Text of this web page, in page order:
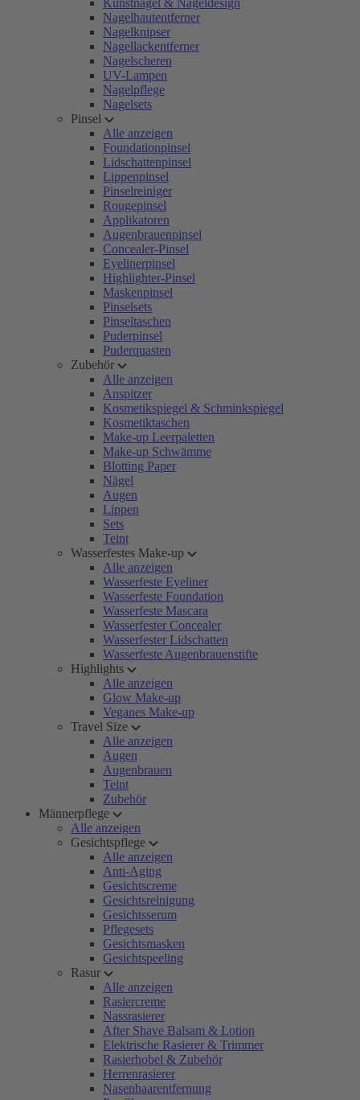
Kunstnägel & Nageldesign
Nagelhautentferner
Nagelknipser
Nagellackentferner
Nagelscheren
UV-Lampen
Nagelpflege
Nagelsets
Pinsel
Alle anzeigen
Foundationpinsel
Lidschattenpinsel
Lippenpinsel
Pinselreiniger
Rougepinsel
Applikatoren
Augenbrauenpinsel
Concealer-Pinsel
Eyelinerpinsel
Highlighter-Pinsel
Maskenpinsel
Pinselsets
Pinseltaschen
Puderpinsel
Puderquasten
Zubehör
Alle anzeigen
Anspitzer
Kosmetikspiegel & Schminkspiegel
Kosmetiktaschen
Make-up Leerpaletten
Make-up Schwämme
Blotting Paper
Nägel
Augen
Lippen
Sets
Teint
Wasserfestes Make-up
Alle anzeigen
Wasserfeste Eyeliner
Wasserfeste Foundation
Wasserfeste Mascara
Wasserfester Concealer
Wasserfester Lidschatten
Wasserfeste Augenbrauenstifte
Highlights
Alle anzeigen
Glow Make-up
Veganes Make-up
Travel Size
Alle anzeigen
Augen
Augenbrauen
Teint
Zubehör
Männerpflege
Alle anzeigen
Gesichtspflege
Alle anzeigen
Anti-Aging
Gesichtscreme
Gesichtsreinigung
Gesichtsserum
Pflegesets
Gesichtsmasken
Gesichtspeeling
Rasur
Alle anzeigen
Rasiercreme
Nassrasierer
After Shave Balsam & Lotion
Elektrische Rasierer & Trimmer
Rasierhobel & Zubehör
Herrenrasierer
Nasenhaarentfernung